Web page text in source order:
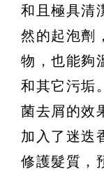
和且極具清
然的起泡劑
物，也能夠
和其它污垢
菌去屑的效
加入了迷迭
修護髮質，